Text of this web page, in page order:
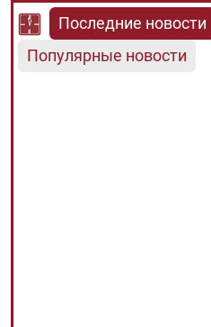
Последние новости
Популярные новости